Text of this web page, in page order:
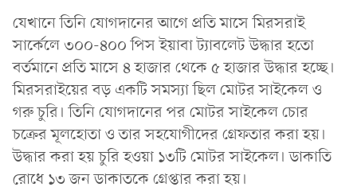
যেখানে তিনি যোগদানের আগে প্রতি মাসে মিরসরাই
সার্কেলে ৩০০-৪০০ পিস ইয়াবা ট্যাবলেট উদ্ধার হতো
বর্তমানে প্রতি মাসে ৪ হাজার থেকে ৫ হাজার উদ্ধার হচ্ছে।
মিরসরাইয়ের বড় একটি সমস্যা ছিল মোটর সাইকেল ও
গরু চুরি। তিনি যোগদানের পর মোটর সাইকেল চোর
চক্রের মূলহোতা ও তার সহযোগীদের গ্রেফতার করা হয়।
উদ্ধার করা হয় চুরি হওয়া ১৩টি মোটর সাইকেল। ডাকাতি
রোধে ১৩ জন ডাকাতকে গ্রেপ্তার করা হয়।